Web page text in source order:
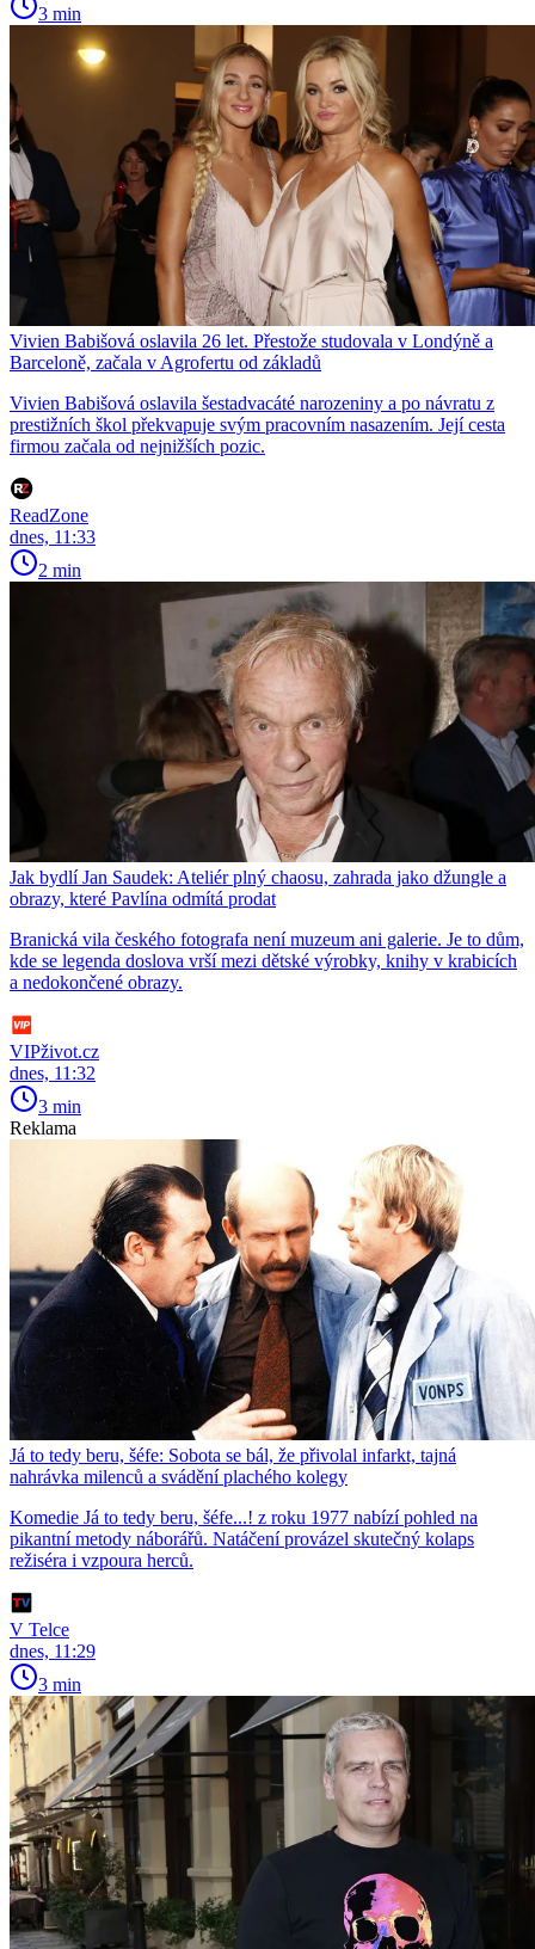
3 min
Vivien Babišová oslavila 26 let. Přestože studovala v Londýně a
Barceloně, začala v Agrofertu od základů
Vivien Babišová oslavila šestadvacáté narozeniny a po návratu z
prestižních škol překvapuje svým pracovním nasazením. Její cesta
firmou začala od nejnižších pozic.
ReadZone
dnes, 11:33
2 min
Jak bydlí Jan Saudek: Ateliér plný chaosu, zahrada jako džungle a
obrazy, které Pavlína odmítá prodat
Branická vila českého fotografa není muzeum ani galerie. Je to dům,
kde se legenda doslova vrší mezi dětské výrobky, knihy v krabicích
a nedokončené obrazy.
VIPživot.cz
dnes, 11:32
3 min
Reklama
Já to tedy beru, šéfe: Sobota se bál, že přivolal infarkt, tajná
nahrávka milenců a svádění plachého kolegy
Komedie Já to tedy beru, šéfe...! z roku 1977 nabízí pohled na
pikantní metody náborářů. Natáčení provázel skutečný kolaps
režiséra i vzpoura herců.
V Telce
dnes, 11:29
3 min